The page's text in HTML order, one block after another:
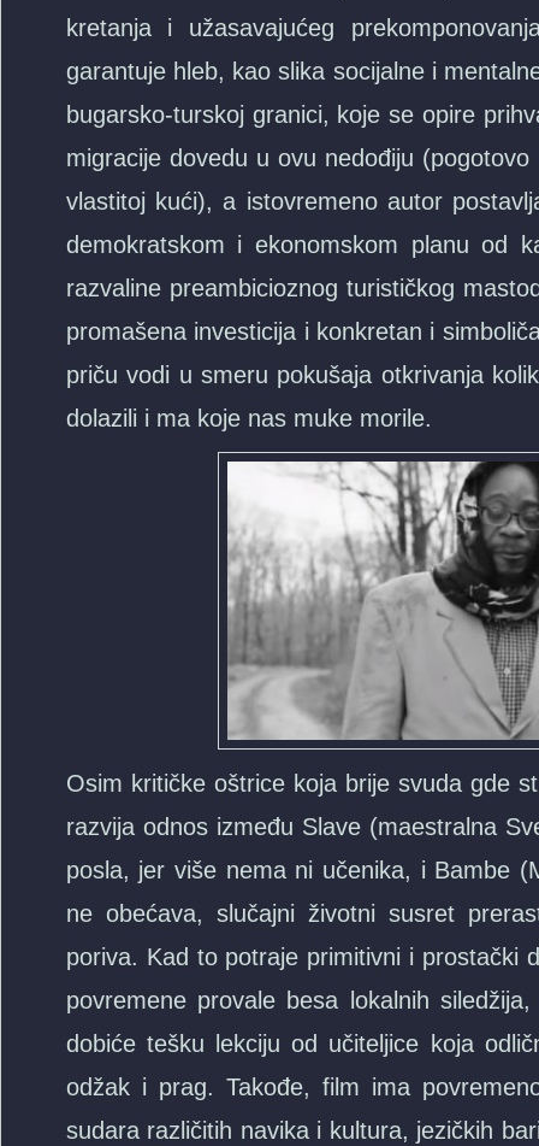
kretanja i užasavajućeg
garantuje hleb, kao slika socijalne i
bugarsko-turskoj granici, koje se opire
migracije dovedu u ovu nedođiju
vlastitoj kući), a istovremeno autor
demokratskom i ekonomskom planu od
razvaline preambicioznog turističkog
promašena investicija i konkretan i
priču vodi u smeru pokušaja otkrivanja
dolazili i ma koje nas muke morile.
Osim kritičke oštrice koja brije svuda gde
razvija odnos između Slave (maestralna
posla, jer više nema ni učenika, i Bambe
ne obećava, slučajni životni susret
poriva. Kad to potraje primitivni i prostački
povremene provale besa lokalnih
dobiće tešku lekciju od učiteljice koja
odžak i prag. Takođe, film ima
sudara različitih navika i kultura, jezičkih